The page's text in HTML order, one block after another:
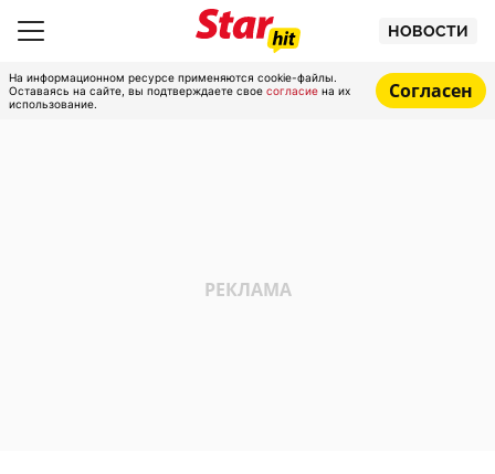
НОВОСТИ
На информационном ресурсе применяются cookie-файлы.
Оставаясь на сайте, вы подтверждаете свое согласие на их
использование.
Согласен